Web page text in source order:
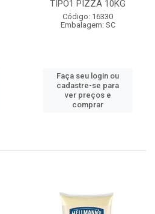
TIPO1 PIZZA 10KG
Código: 16330
Embalagem: SC
Faça seu login ou
cadastre-se para
ver preços e
comprar